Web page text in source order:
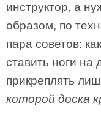
инструктор, а
образом, по
пара советов:
ставить ноги на
прикреплять лиш
которой доска